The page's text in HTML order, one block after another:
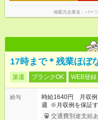
掲載元企業名 パー
17時まで＊残業ほぼ
派遣 ブランクOK WEB登
給与
時給1640円 月収例
週 ※月収例を保証
ービス利用可（利用
交通費別途支給